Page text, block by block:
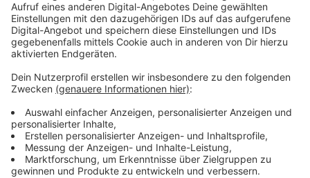
es gibt, die eventuell sogar besser vor Vandalismus
geschützt wären. Denn das sei eines der
Hauptprobleme für die Dauer-Ausfälle des Aufzugs –
wie erst in den letzten Tagen wieder.
Wie die Bahnstadt jetzt mitgeteilt hat, seien die
Aufzug fährt seit Dienstag wieder.
Anzeige